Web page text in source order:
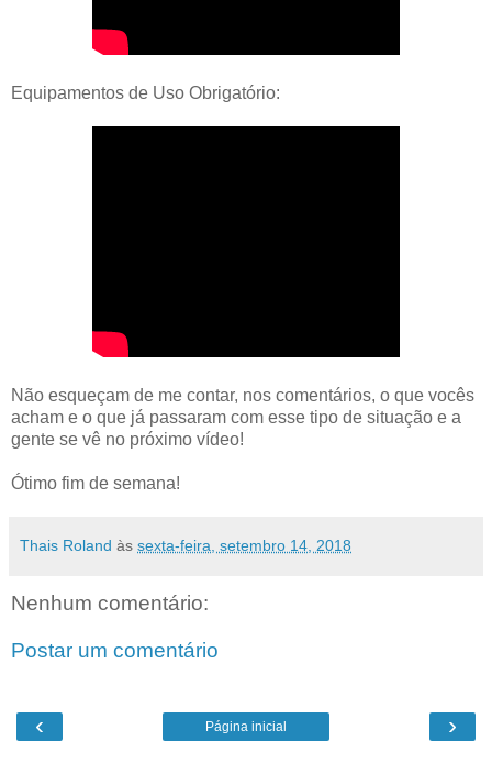
Equipamentos de Uso Obrigatório:
Não esqueçam de me contar, nos comentários, o que vocês
acham e o que já passaram com esse tipo de situação e a
gente se vê no próximo vídeo!
Ótimo fim de semana!
Thais Roland às sexta-feira, setembro 14, 2018
Nenhum comentário:
Postar um comentário
‹ ›
Página inicial